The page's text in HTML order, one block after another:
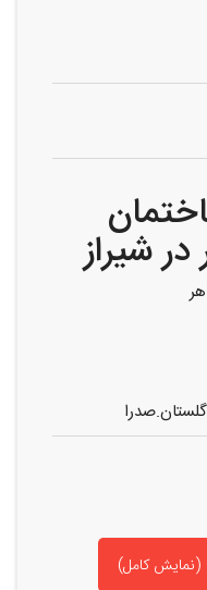
شیراز
(نمایش کامل)